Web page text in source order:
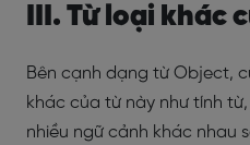
III. Từ loại khác
Bên cạnh dạng từ Object,
khác của từ này như tính
nhiều ngữ cảnh khác nhau